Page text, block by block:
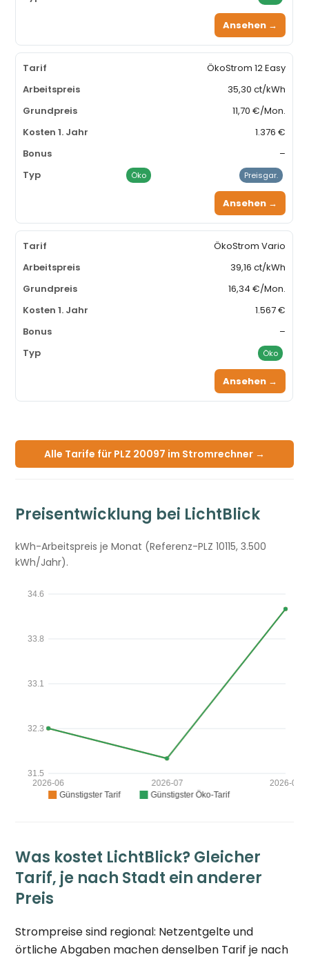
Ansehen →
ÖkoStrom 12 Easy
35,30 ct/kWh
11,70 €/Mon.
1.376 €
–
Öko Preisgar.
Ansehen →
ÖkoStrom Vario
39,16 ct/kWh
16,34 €/Mon.
1.567 €
–
Öko
Ansehen →
Alle Tarife für PLZ 20097 im Stromrechner →
Preisentwicklung bei LichtBlick
kWh-Arbeitspreis je Monat (Referenz-PLZ 10115, 3.500
kWh/Jahr).
Was kostet LichtBlick? Gleicher
Tarif, je nach Stadt ein anderer
Preis
Strompreise sind regional: Netzentgelte und
örtliche Abgaben machen denselben Tarif je nach